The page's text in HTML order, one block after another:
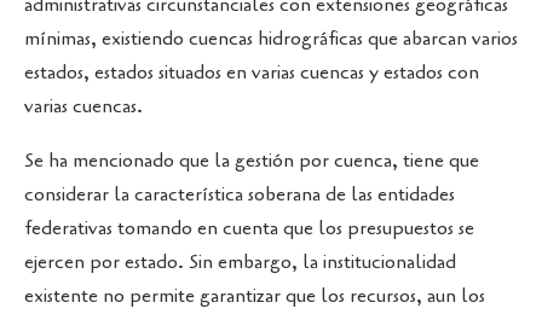
mínimas, existiendo cuencas hidrográficas que abarcan varios
estados, estados situados en varias cuencas y estados con
varias cuencas.
Se ha mencionado que la gestión por cuenca, tiene que
considerar la característica soberana de las entidades
federativas tomando en cuenta que los presupuestos se
ejercen por estado. Sin embargo, la institucionalidad
existente no permite garantizar que los recursos, aun los